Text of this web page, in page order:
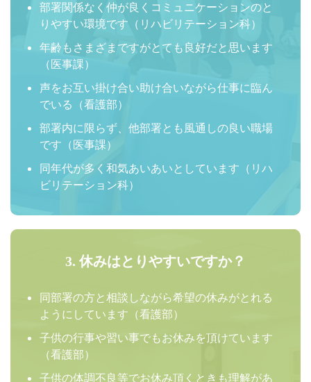
部署関係なく仲が良くコミュニケーションのと
りやすい環境です（リハビリテーション科）
年齢もさまざまですがとても良好だと思います
（医事課）
声をお互い掛け合い助け合いながら仕事に臨ん
でいる（看護部）
部署内に限らず、他部署とも風通しの良い職場
です（医事課）
同年代が多く和気あいあいとしています（リハ
ビリテーション科）
3. 休みはとりやすいですか？
同部署の方と相談しながら希望の休みがとれる
ようにしています（看護部）
子供の行事や習い事でもお休みを頂けています
（看護部）
子供の体調不良等でお休み頂くときも理解があ